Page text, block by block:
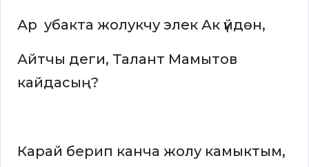
Ар убакта жолукчу элек Ак үйдөн,
Айтчы деги, Талант Мамытов
кайдасың?
Карай берип канча жолу камыктым,